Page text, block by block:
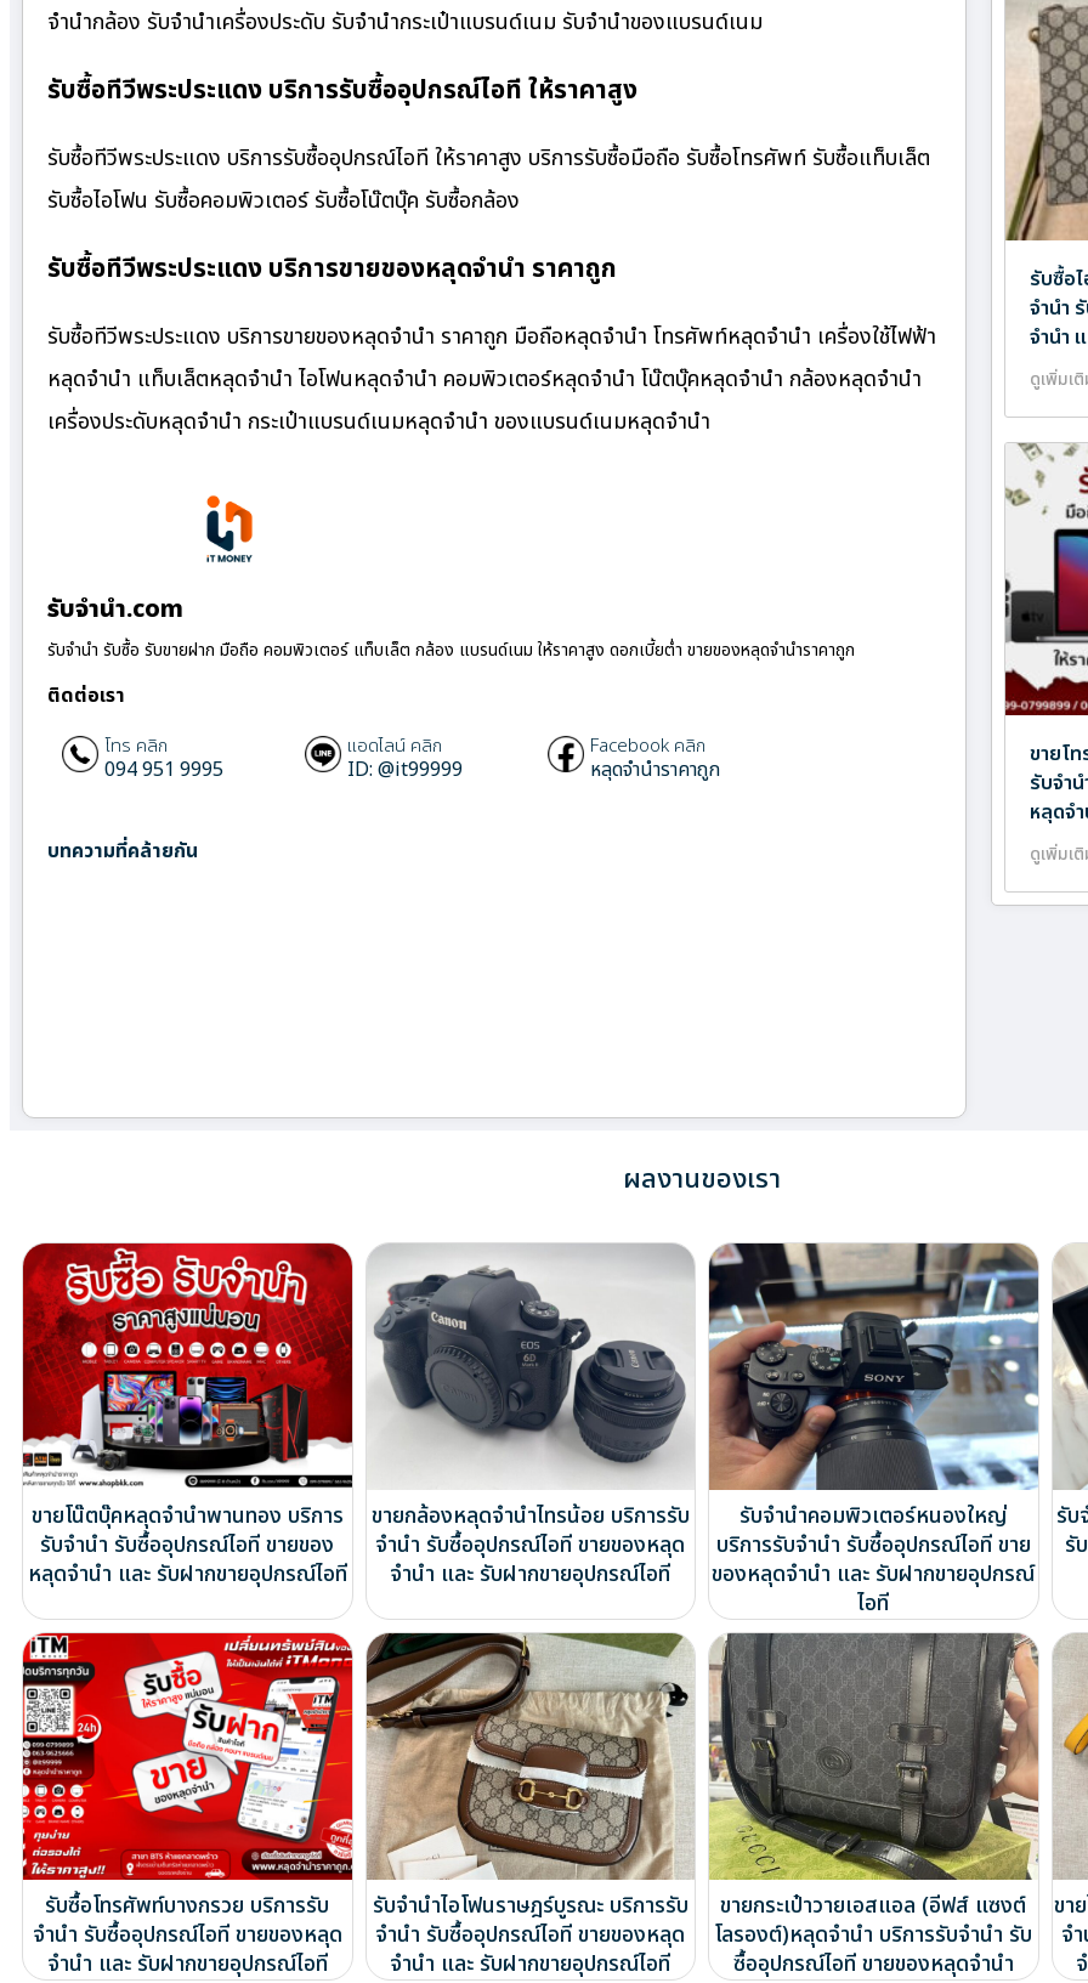
จำนำกล้อง รับจำนำเครื่องประดับ รับจำนำกระเป๋าแบรนด์เนม รับจำนำของแบรนด์เนม
รับซื้อทีวีพระประแดง บริการรับซื้ออุปกรณ์ไอที ให้ราคาสูง
รับซื้อทีวีพระประแดง บริการรับซื้ออุปกรณ์ไอที ให้ราคาสูง บริการรับซื้อมือถือ รับซื้อโทรศัพท์ รับซื้อแท็บเล็ต
รับซื้อไอโฟน รับซื้อคอมพิวเตอร์ รับซื้อโน๊ตบุ๊ค รับซื้อกล้อง
รับซื้อทีวีพระประแดง บริการขายของหลุดจำนำ ราคาถูก
รับซื้อทีวีพระประแดง บริการขายของหลุดจำนำ ราคาถูก มือถือหลุดจำนำ โทรศัพท์หลุดจำนำ เครื่องใช้ไฟฟ้า
หลุดจำนำ แท็บเล็ตหลุดจำนำ ไอโฟนหลุดจำนำ คอมพิวเตอร์หลุดจำนำ โน๊ตบุ๊คหลุดจำนำ กล้องหลุดจำนำ
เครื่องประดับหลุดจำนำ กระเป๋าแบรนด์เนมหลุดจำนำ ของแบรนด์เนมหลุดจำนำ
รับจํานํา.com
รับจำนำ รับซื้อ รับขายฝาก มือถือ คอมพิวเตอร์ แท็บเล็ต กล้อง แบรนด์เนม ให้ราคาสูง ดอกเบี้ยต่ำ ขายของหลุดจำนำราคาถูก
ติดต่อเรา
โทร คลิก
094 951 9995
แอดไลน์ คลิก
ID: @it99999
Facebook คลิก
หลุดจำนำราคาถูก
บทความที่คล้ายกัน
รับซื้อ
จำนำ
จำนำ
ดูเพิ่มเ
ขายโ
รับจำ
หลุดจ
ดูเพิ่มเ
ผลงานของเรา
ขายโน๊ตบุ๊คหลุดจำนำพานทอง บริการ
รับจำนำ รับซื้ออุปกรณ์ไอที ขายของ
หลุดจำนำ และ รับฝากขายอุปกรณ์ไอที
ขายกล้องหลุดจำนำไทรน้อย บริการรับ
จำนำ รับซื้ออุปกรณ์ไอที ขายของหลุด
จำนำ และ รับฝากขายอุปกรณ์ไอที
รับจำนำคอมพิวเตอร์หนองใหญ่
บริการรับจำนำ รับซื้ออุปกรณ์ไอที ขาย
ของหลุดจำนำ และ รับฝากขายอุปกรณ์
ไอที
รับ
รั
รับซื้อโทรศัพท์บางกรวย บริการรับ
จำนำ รับซื้ออุปกรณ์ไอที ขายของหลุด
จำนำ และ รับฝากขายอุปกรณ์ไอที
รับจำนำไอโฟนราษฎร์บูรณะ บริการรับ
จำนำ รับซื้ออุปกรณ์ไอที ขายของหลุด
จำนำ และ รับฝากขายอุปกรณ์ไอที
ขายกระเป๋าวายเอสแอล (อีฟส์ แซงต์
โลรองต์)หลุดจำนำ บริการรับจำนำ รับ
ซื้ออุปกรณ์ไอที ขายของหลุดจำนำ
ขา
จ